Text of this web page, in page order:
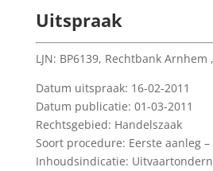
Uitspraak
LJN: BP6139, Rechtbank Arnhem
Datum uitspraak: 16-02-2011
Datum publicatie: 01-03-2011
Rechtsgebied: Handelszaak
Soort procedure: Eerste aanleg
Inhoudsindicatie: